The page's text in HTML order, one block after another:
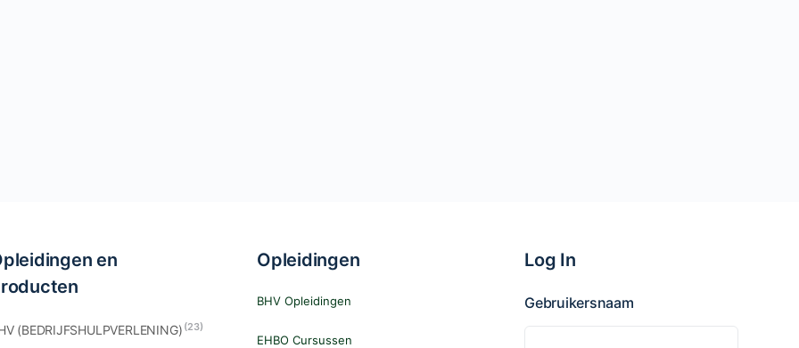
en
(BEDRIJFSHULPVERLENING) (23)
Opleidingen
BHV Opleidingen
EHBO Cursussen
Log In
Gebruikersnaam